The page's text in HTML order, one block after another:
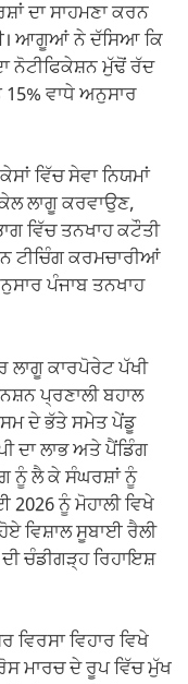
ਦਾ ਸਾਹਮਣਾ ਕਰਨ
ਆਗੂਆਂ ਨੇ ਦੱਸਿਆ ਕਿ
ਨੋਟੀਫਿਕੇਸ਼ਨ ਮੁੱਢੋਂ ਰੱਦ
ਵਾਧੇ ਅਨੁਸਾਰ
ਵਿੱਚ ਸੇਵਾ ਨਿਯਮਾਂ
ਲਾਗੂ ਕਰਵਾਉਣ,
ਵਿੱਚ ਤਨਖਾਹ ਕਟੌਤੀ
ਟੀਚਿੰਗ ਕਰਮਚਾਰੀਆਂ
ਪੰਜਾਬ ਤਨਖਾਹ
ਲਾਗੂ ਕਾਰਪੋਰੇਟ ਪੱਖੀ
ਪ੍ਰਣਾਲੀ ਬਹਾਲ
ਦੇ ਭੱਤੇ ਸਮੇਤ ਪੇਂਡੂ
ਦਾ ਲਾਭ ਅਤੇ ਪੈਂਡਿੰਗ
ਨੂੰ ਲੈ ਕੇ ਸੰਘਰਸ਼ਾਂ ਨੂੰ
ਨੂੰ ਮੋਹਾਲੀ ਵਿਖੇ
ਵਿਸ਼ਾਲ ਸੂਬਾਈ ਰੈਲੀ
ਚੰਡੀਗੜ੍ਹ ਰਿਹਾਇਸ਼
ਵਿਹਾਰ ਵਿਖੇ
ਮਾਰਚ ਦੇ ਰੂਪ ਵਿੱਚ ਮੁੱਖ